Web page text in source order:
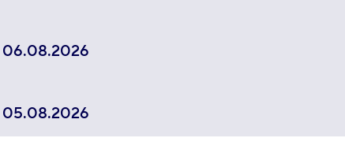
06.08.2026
05.08.2026